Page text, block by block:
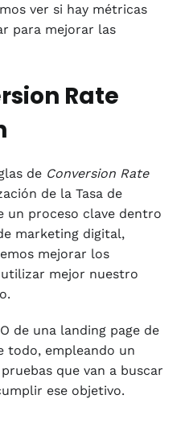
ver si hay métricas
para mejorar las
Rate
de Conversion Rate
de la Tasa de
un proceso clave dentro
marketing digital,
mejorar los
mejor nuestro
de una landing page de
todo, empleando un
que van a buscar
ese objetivo.